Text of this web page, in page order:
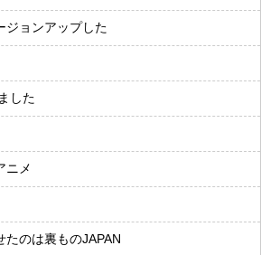
ジョンアップした
した
ニメ
のは裏ものJAPAN